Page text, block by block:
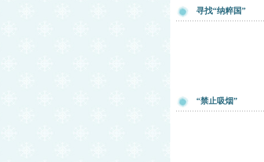
寻找“纳粹国”
“禁止吸烟”